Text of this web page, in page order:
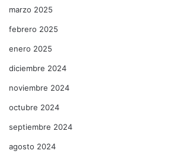
marzo 2025
febrero 2025
enero 2025
diciembre 2024
noviembre 2024
octubre 2024
septiembre 2024
agosto 2024